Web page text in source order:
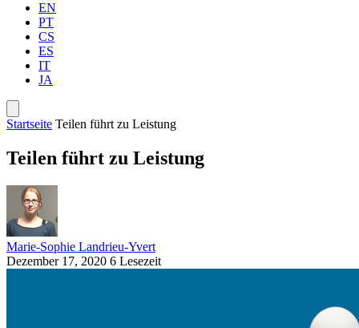
EN
PT
CS
ES
IT
JA
Startseite Teilen führt zu Leistung
Teilen führt zu Leistung
Marie-Sophie Landrieu-Yvert
Dezember 17, 2020 6 Lesezeit